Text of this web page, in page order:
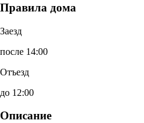
Правила дома
Заезд
после 14:00
Отъезд
до 12:00
Описание